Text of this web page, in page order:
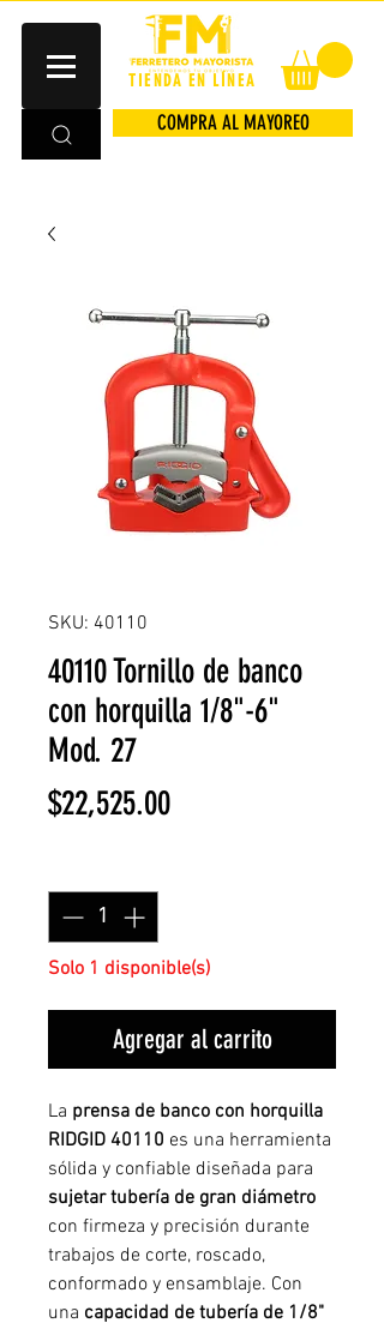
TIENDA EN LÍNEA
COMPRA AL MAYOREO
SKU: 40110
40110 Tornillo de banco
con horquilla 1/8"-6"
Mod. 27
$22,525.00Precio
Solo 1 disponible(s)
Agregar al carrito
La prensa de banco con horquilla
RIDGID 40110 es una herramienta
sólida y confiable diseñada para
sujetar tubería de gran diámetro
con firmeza y precisión durante
trabajos de corte, roscado,
conformado y ensamblaje. Con
una capacidad de tubería de 1/8"